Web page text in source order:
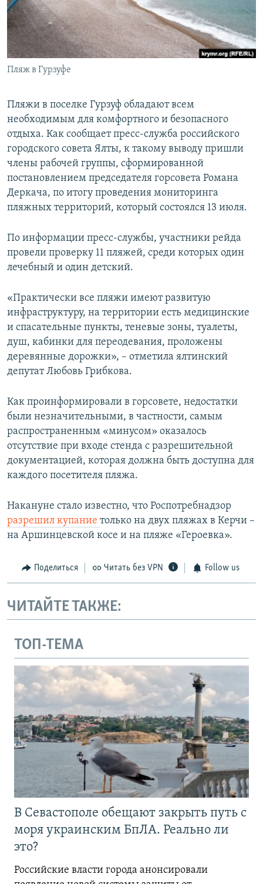
ПОБЕДИТЕЛЕЙ НЕ СУДЯТ?
КРЫМ.НЕПОКОРЕННЫЙ
ELIFBE
УКРАИНСКАЯ ПРОБЛЕМА КРЫМА
ПРИСОЕДИНЯЙТЕСЬ!
Пляж в Гурзуфе
Пляжи в поселке Гурзуф обладают всем
необходимым для комфортного и безопасного
отдыха. Как сообщает пресс-служба российского
городского совета Ялты, к такому выводу пришли
члены рабочей группы, сформированной
постановлением председателя горсовета Романа
Деркача, по итогу проведения мониторинга
пляжных территорий, который состоялся 13 июля.
По информации пресс-службы, участники рейда
провели проверку 11 пляжей, среди которых один
лечебный и один детский.
«Практически все пляжи имеют развитую
инфраструктуру, на территории есть медицинские
и спасательные пункты, теневые зоны, туалеты,
душ, кабинки для переодевания, проложены
деревянные дорожки», – отметила ялтинский
депутат Любовь Грибкова.
Как проинформировали в горсовете, недостатки
были незначительными, в частности, самым
распространенным «минусом» оказалось
отсутствие при входе стенда с разрешительной
документацией, которая должна быть доступна для
каждого посетителя пляжа.
Накануне стало известно, что Роспотребнадзор
разрешил купание только на двух пляжах в Керчи –
на Аршинцевской косе и на пляже «Героевка».
Поделиться Читать без VPN Follow us
ЧИТАЙТЕ ТАКЖЕ:
ТОП-ТЕМА
В Севастополе обещают закрыть путь с
моря украинским БпЛА. Реально ли
это?
Российские власти города анонсировали